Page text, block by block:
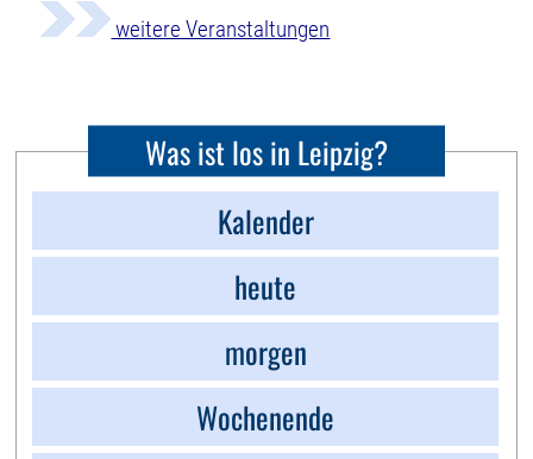
weitere Veranstaltungen
Was ist los in Leipzig?
Kalender
heute
morgen
Wochenende